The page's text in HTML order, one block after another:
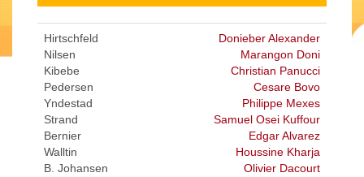
Hirtschfeld
Nilsen
Kibebe
Pedersen
Yndestad
Strand
Bernier
Walltin
B. Johansen
Donieber Alexander
Marangon Doni
Christian Panucci
Cesare Bovo
Philippe Mexes
Samuel Osei Kuffour
Edgar Alvarez
Houssine Kharja
Olivier Dacourt